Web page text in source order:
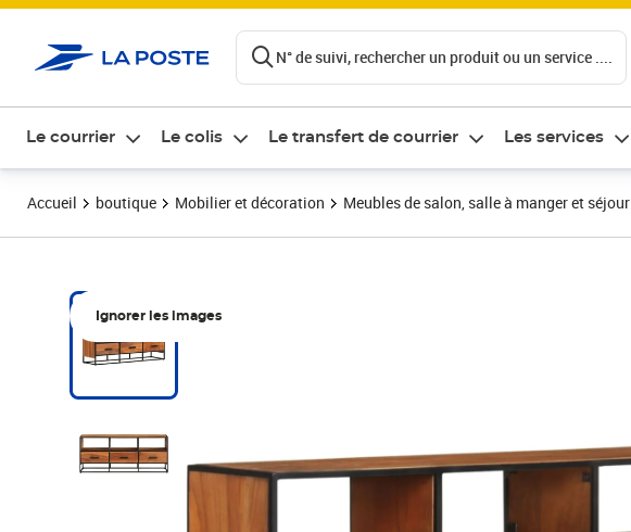
N° de suivi, rechercher un produit ou un service ....
Le courrier Le colis Le transfert de courrier Les services
Accueil boutique Mobilier et décoration Meubles de salon, salle à manger et séjour
Ignorer les images